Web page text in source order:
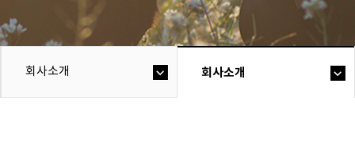
회사소개 회사소개